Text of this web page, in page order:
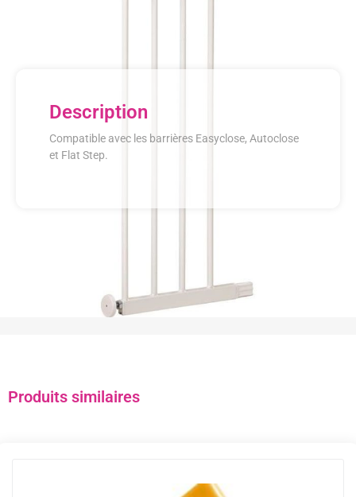
Description
Compatible avec les barrières Easyclose, Autoclose
et Flat Step.
Produits similaires